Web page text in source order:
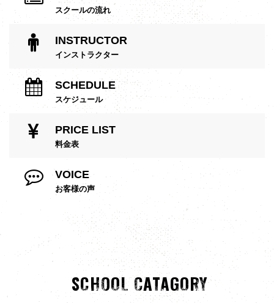
スクールの流れ
INSTRUCTOR
インストラクター
SCHEDULE
スケジュール
PRICE LIST
料金表
VOICE
お客様の声
SCHOOL CATAGORY